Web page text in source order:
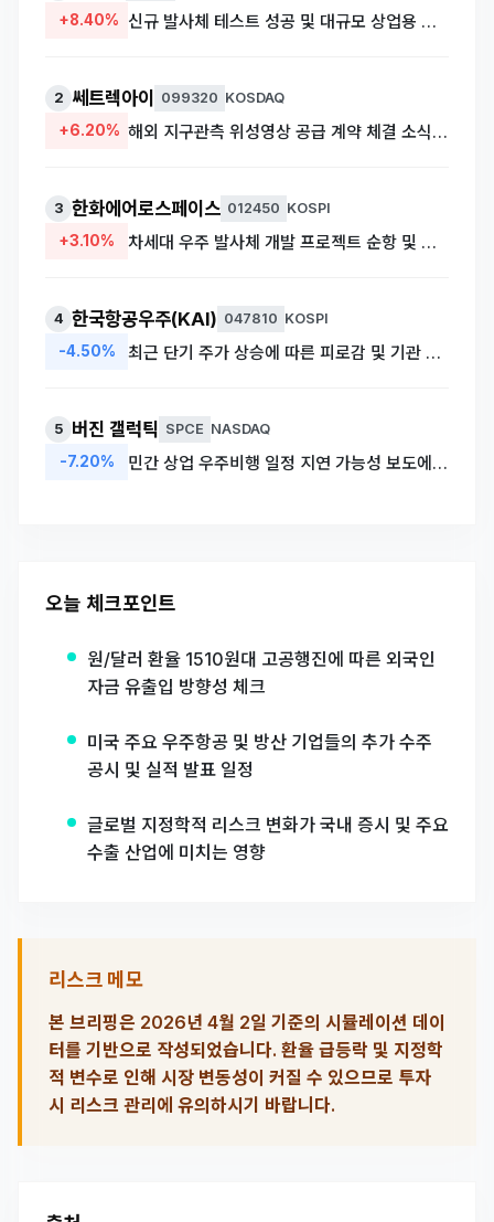
+8.40% 신규 발사체 테스트 성공 및 대규모 상업용 위성 발사 수주 기대감 유입
2 쎄트렉아이 099320 KOSDAQ
+6.20% 해외 지구관측 위성영상 공급 계약 체결 소식에 따른 실적 개선 기대
3 한화에어로스페이스 012450 KOSPI
+3.10% 차세대 우주 발사체 개발 프로젝트 순항 및 방산 부문 호실적 전망
4 한국항공우주(KAI) 047810 KOSPI
-4.50% 최근 단기 주가 상승에 따른 피로감 및 기관 차익실현 매물 대거 출회
5 버진 갤럭틱 SPCE NASDAQ
-7.20% 민간 상업 우주비행 일정 지연 가능성 보도에 따른 투자 심리 악화
오늘 체크포인트
원/달러 환율 1510원대 고공행진에 따른 외국인
자금 유출입 방향성 체크
미국 주요 우주항공 및 방산 기업들의 추가 수주
공시 및 실적 발표 일정
글로벌 지정학적 리스크 변화가 국내 증시 및 주요
수출 산업에 미치는 영향
리스크 메모
본 브리핑은 2026년 4월 2일 기준의 시뮬레이션 데이
터를 기반으로 작성되었습니다. 환율 급등락 및 지정학
적 변수로 인해 시장 변동성이 커질 수 있으므로 투자
시 리스크 관리에 유의하시기 바랍니다.